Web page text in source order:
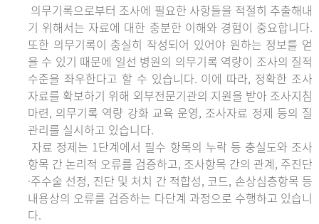
의무기록으로부터 조사에 필요한 사항들을 적절히 추출해내
기 위해서는 자료에 대한 충분한 이해와 경험이 중요합니다.
또한 의무기록이 충실히 작성되어 있어야 원하는 정보를 얻
을 수 있기 때문에 일선 병원의 의무기록 역량이 조사의 질적
수준을 좌우한다고 할 수 있습니다. 이에 따라, 정확한 조사
자료를 확보하기 위해 외부전문기관의 지원을 받아 조사지침
마련, 의무기록 역량 강화 교육 운영, 조사자료 정제 등의 질
관리를 실시하고 있습니다.
자료 정제는 1단계에서 필수 항목의 누락 등 충실도와 조사
항목 간 논리적 오류를 검증하고, 조사항목 간의 관계, 주진단
·주수술 선정, 진단 및 처치 간 적합성, 코드, 손상심층항목 등
내용상의 오류를 검증하는 다단계 과정으로 수행하고 있습니
다.